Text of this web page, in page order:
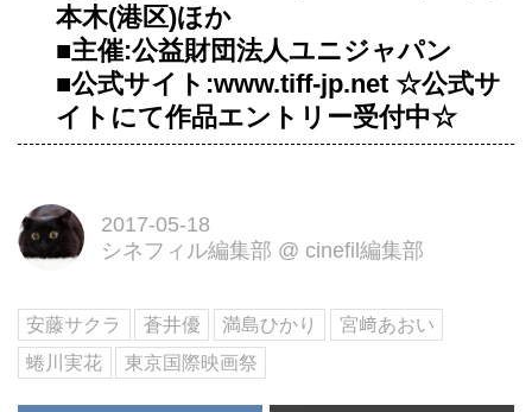
本木(港区)ほか
■主催:公益財団法人ユニジャパン
■公式サイト:www.tiff-jp.net ☆公式サ
イトにて作品エントリー受付中☆
2017-05-18
シネフィル編集部 @ cinefil編集部
安藤サクラ 蒼井優 満島ひかり
宮﨑あおい
蜷川実花
東京国際映画祭